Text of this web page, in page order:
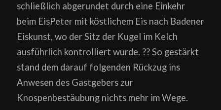
schließlich abgerundet durch eine Einkehr
beim EisPeter mit köstlichem Eis nach Badener
Eiskunst, wo der Sitz der Kugel im Kelch
ausführlich kontrolliert wurde. ?? So gestärkt
stand dem darauf folgenden Rückzug ins
Anwesen des Gastgebers zur
Knospenbestäubung nichts mehr im Wege.